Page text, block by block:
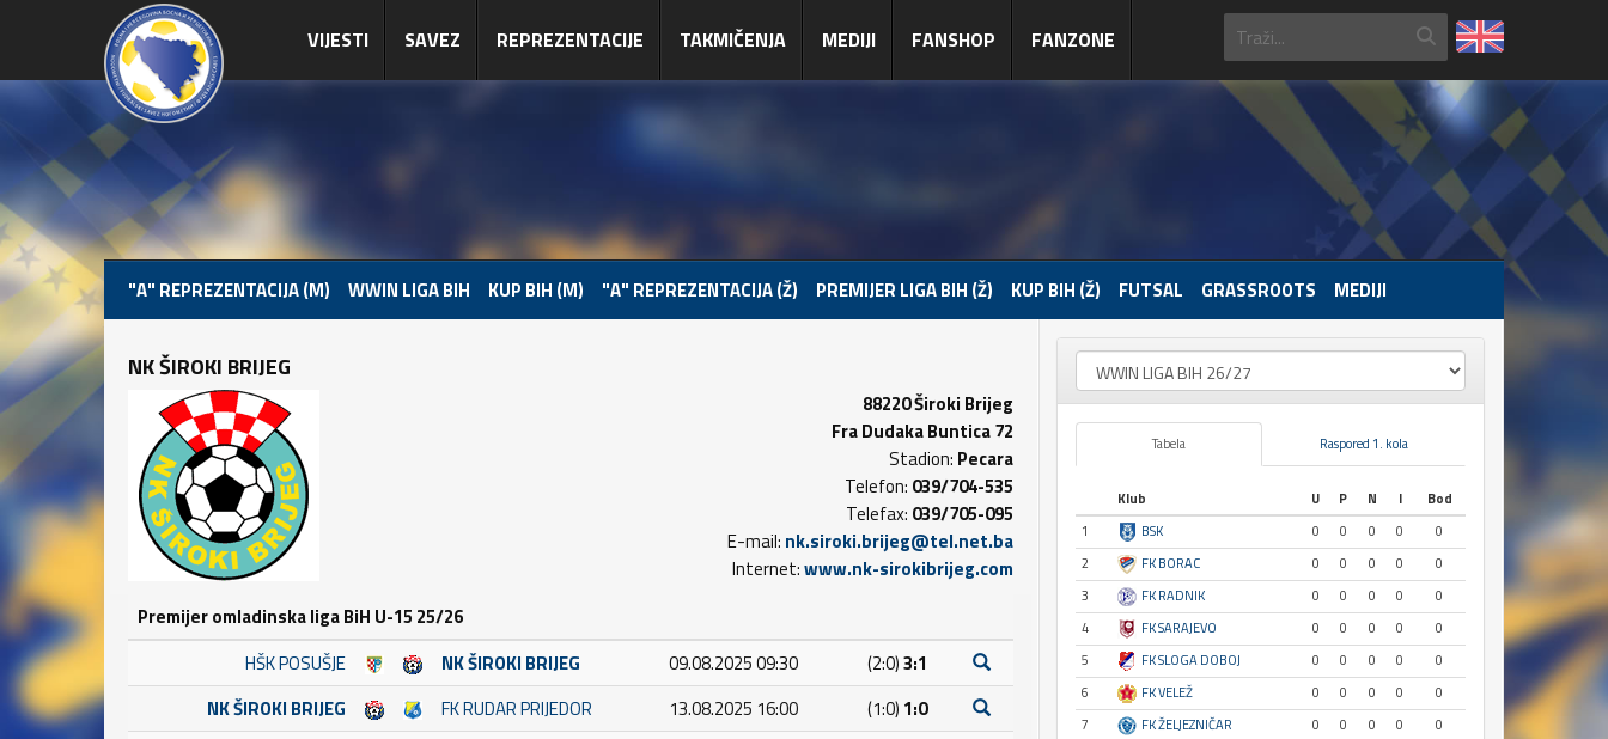
VIJESTI SAVEZ REPREZENTACIJE TAKMIČENJA MEDIJI FANSHOP FANZONE
"A" REPREZENTACIJA (M) WWIN LIGA BIH KUP BIH (M) "A" REPREZENTACIJA (Ž) PREMIJER LIGA BIH (Ž) KUP BIH (Ž) FUTSAL GRASSROOTS MEDIJI
NK ŠIROKI BRIJEG
88220 Široki Brijeg
Fra Dudaka Buntica 72
Stadion: Pecara
Telefon: 039/704-535
Telefax: 039/705-095
E-mail: nk.siroki.brijeg@tel.net.ba
Internet:www.nk-sirokibrijeg.com
Premijer omladinska liga BiH U-15 25/26
HŠK POSUŠJE
NK ŠIROKI BRIJEG 09.08.2025 09:30 (2:0)3:1
NK ŠIROKI BRIJEG
FK RUDAR PRIJEDOR 13.08.2025 16:00 (1:0) 1:0
Tabela Raspored 1. kola
Klub U P N I
Bod
1
BSK 0 0 0 0
0
2
FK BORAC 0 0 0 0
0
3
FK RADNIK 0 0 0 0
0
4
FK SARAJEVO 0 0 0 0
0
5
FK SLOGA DOBOJ 0 0 0 0
0
6
FK VELEŽ 0 0 0 0
0
7
FK ŽELJEZNIČAR 0 0 0 0
0